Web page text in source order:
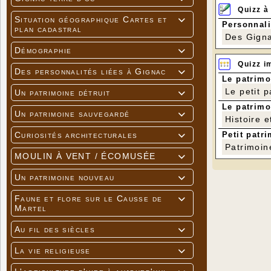

Situation géographique Cartes et
plan cadastral

Démographie

Des personnalités liées à Gignac

Un patrimoine détruit

Un patrimoine sauvegardé

Curiosités architecturales

MOULIN À VENT / ÉCOMUSÉE

Un patrimoine nouveau

Faune et flore sur le Causse de
Martel

Au fil des siècles

La vie religieuse
"Après
club du
Quizz
Des
Quizz
Le
Le petit
Le
Histoire
Petit